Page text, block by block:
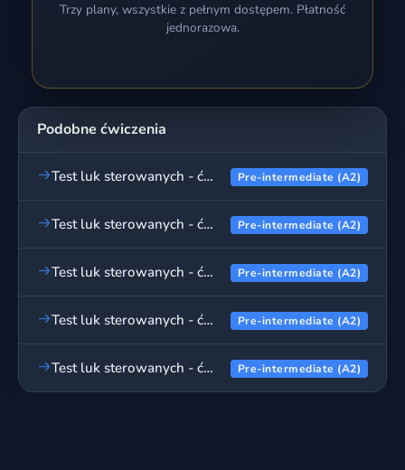
Trzy plany, wszystkie z pełnym dostępem. Płatność
jednorazowa.
Podobne ćwiczenia
Test luk sterowanych - ćwiczenia podstawowe, cz. 1 Pre-intermediate (A2)
Test luk sterowanych - ćwiczenia podstawowe, cz. 2 Pre-intermediate (A2)
Test luk sterowanych - ćwiczenia podstawowe, cz. 3 Pre-intermediate (A2)
Test luk sterowanych - ćwiczenia podstawowe, cz. 4 Pre-intermediate (A2)
Test luk sterowanych - ćwiczenia podstawowe, cz. 5 Pre-intermediate (A2)